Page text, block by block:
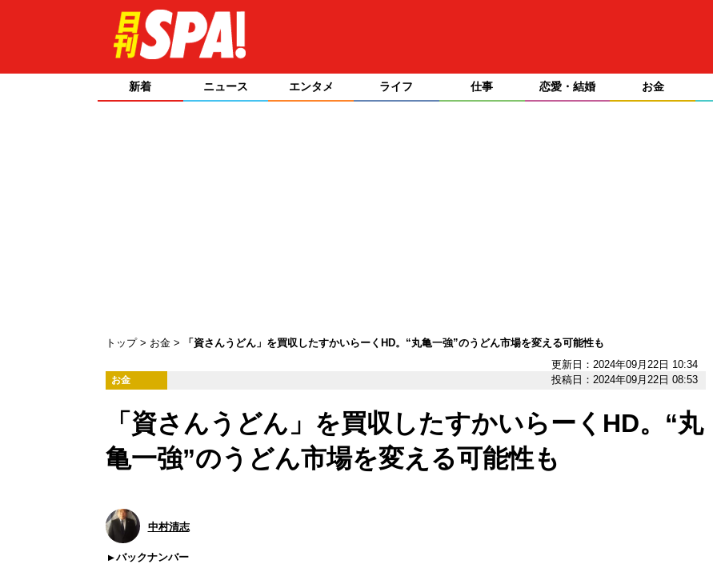
新着 ニュース エンタメ ライフ 仕事 恋愛・結婚 お金
トップ お金
「資さんうどん」を買収したすかいらーくHD。“丸亀一強”のうどん市場を変える可能性も
更新日：2024年09月22日 10:34
お金 投稿日：2024年09月22日 08:53
「資さんうどん」を買収したすかいらーくHD。“丸
亀一強”のうどん市場を変える可能性も
中村清志
バックナンバー